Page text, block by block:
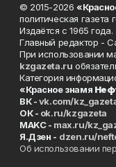
© 2015-2026
политическая газета
Издаётся с 1965 года.
Главный редактор -
При использовании
kzgazeta.ru
Категория
«Красное знамя
ВК -vk.com/
ОК - ok.ru/kzgazeta
MAKC - max.ru/
Я.Дзен - dzen.ru/
Об использовании